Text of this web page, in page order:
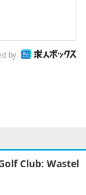
by
Club: Wastel